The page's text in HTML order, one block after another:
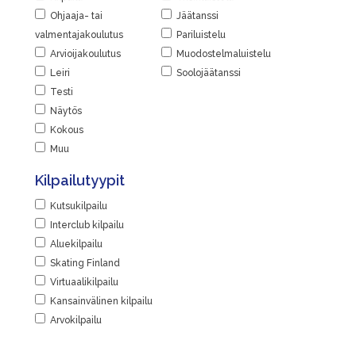
Ohjaaja- tai
valmentajakoulutus
Arvioijakoulutus
Leiri
Testi
Näytös
Kokous
Muu
Jäätanssi
Pariluistelu
Muodostelmaluistelu
Soolojäätanssi
Kilpailutyypit
Kutsukilpailu
Interclub kilpailu
Aluekilpailu
Skating Finland
Virtuaalikilpailu
Kansainvälinen kilpailu
Arvokilpailu